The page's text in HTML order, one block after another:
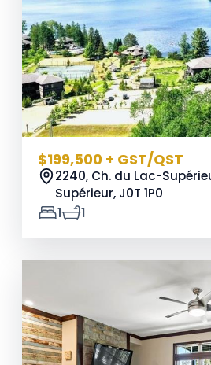
$199,500 + GST/QST
2240, Ch. du Lac-
Supérieur, J0T 1P0
1
1